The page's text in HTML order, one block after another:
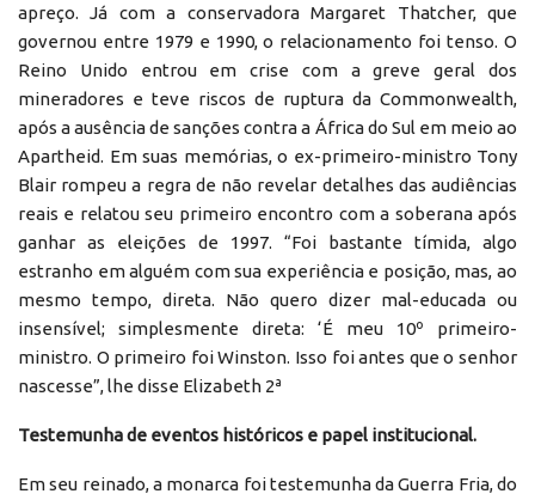
apreço. Já com a conservadora Margaret Thatcher, que
governou entre 1979 e 1990, o relacionamento foi tenso. O
Reino Unido entrou em crise com a greve geral dos
mineradores e teve riscos de ruptura da Commonwealth,
após a ausência de sanções contra a África do Sul em meio ao
Apartheid. Em suas memórias, o ex-primeiro-ministro Tony
Blair rompeu a regra de não revelar detalhes das audiências
reais e relatou seu primeiro encontro com a soberana após
ganhar as eleições de 1997. “Foi bastante tímida, algo
estranho em alguém com sua experiência e posição, mas, ao
mesmo tempo, direta. Não quero dizer mal-educada ou
insensível; simplesmente direta: ‘É meu 10º primeiro-
ministro. O primeiro foi Winston. Isso foi antes que o senhor
nascesse”, lhe disse Elizabeth 2ª
Testemunha de eventos históricos e papel institucional.
Em seu reinado, a monarca foi testemunha da Guerra Fria, do